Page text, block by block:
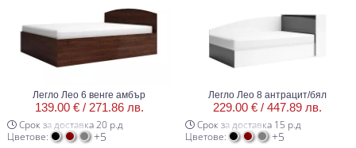
Легло Лео 6 венге амбър
139.00 € / 271.86 лв.
Срок за доставка 20 р.д
Цветове:
+5
Легло Лео 8 антрацит/бял
229.00 € / 447.89 лв.
Срок за доставка 15 р.д
Цветове:
+5